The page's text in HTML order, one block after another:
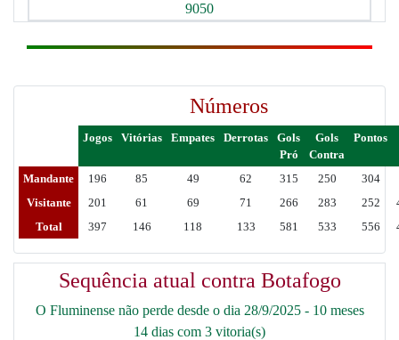
9050
Números
Jogos Vitórias Empates Derrotas
Gols
Pró
Gols
Contra
Pontos
Mandante 196 85 49 62 315 250
304
Visitante
201 61 69 71 266 283 252
Total
397 146 118 133 581 533 556
Sequência atual contra Botafogo
O Fluminense não perde desde o dia 28/9/2025 - 10 meses
14 dias com 3 vitoria(s)